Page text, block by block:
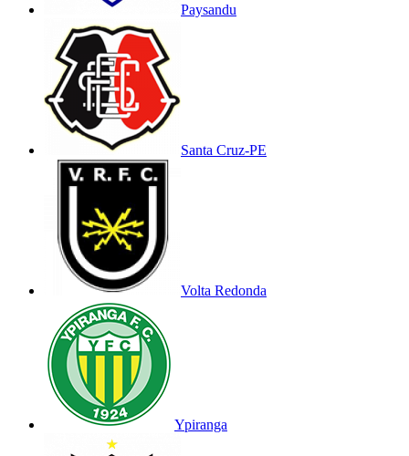
Paysandu
Santa Cruz-PE
Volta Redonda
Ypiranga